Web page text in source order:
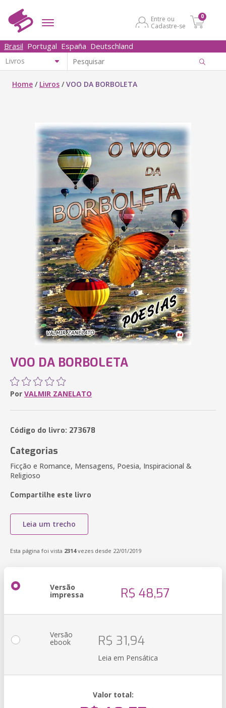
Entre ou
Cadastre-se
0
Brasil Portugal España Deutschland
Home / Livros /VOO DA BORBOLETA
VOO DA BORBOLETA
Por VALMIR ZANELATO
Código do livro: 273678
Categorias
Ficção e Romance, Mensagens, Poesia, Inspiracional &
Religioso
Compartilhe este livro
Leia um trecho
Esta página foi vista 2314vezes desde 22/01/2019
Versão
impressa R$ 48,57
Versão
ebook R$ 31,94
Leia em Pensática
Valor total: